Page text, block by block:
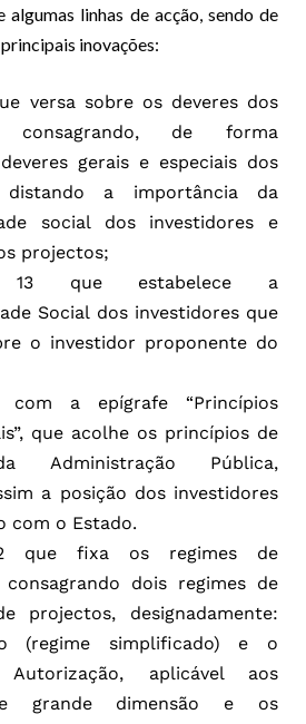
algumas linhas de acção, sendo de
inovações:
versa sobre os deveres dos
consagrando, de forma
gerais e especiais dos
distando a importância da
social dos investidores e
projectos;
que estabelece a
Social dos investidores que
o investidor proponente do
a epígrafe “Princípios
que acolhe os princípios de
Administração Pública,
a posição dos investidores
com o Estado.
que fixa os regimes de
consagrando dois regimes de
projectos, designadamente:
(regime simplificado) e o
aplicável aos
grande dimensão e os